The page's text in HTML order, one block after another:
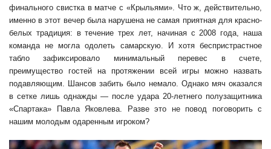
финального свистка в матче с «Крыльями». Что ж, действительно,
именно в этот вечер была нарушена не самая приятная для красно-
белых традиция: в течение трех лет, начиная с 2008 года, наша
команда не могла одолеть самарскую. И хотя беспристрастное
табло зафиксировало минимальный перевес в счете,
преимущество гостей на протяжении всей игры можно назвать
подавляющим. Шансов забить было немало. Однако мяч оказался
в сетке лишь однажды — после удара 20-летнего полузащитника
«Спартака» Павла Яковлева. Разве это не повод поговорить с
нашим молодым одаренным игроком?